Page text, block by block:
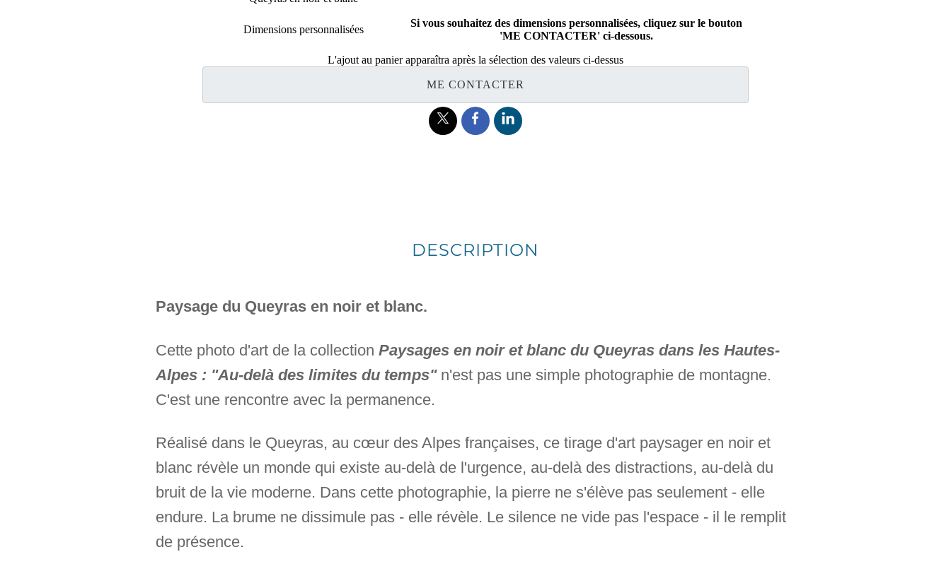
Dimensions personnalisées
Si vous souhaitez des dimensions personnalisées, cliquez sur le bouton
'ME CONTACTER' ci-dessous.
L'ajout au panier apparaîtra après la sélection des valeurs ci-dessus
ME CONTACTER
DESCRIPTION
Paysage du Queyras en noir et blanc.
Cette photo d'art de la collection Paysages en noir et blanc du Queyras dans les Hautes-
Alpes : "Au-delà des limites du temps"n'est pas une simple photographie de montagne.
C'est une rencontre avec la permanence.
Réalisé dans le Queyras, au cœur des Alpes françaises, ce tirage d'art paysager en noir et
blanc révèle un monde qui existe au-delà de l'urgence, au-delà des distractions, au-delà du
bruit de la vie moderne. Dans cette photographie, la pierre ne s'élève pas seulement - elle
endure. La brume ne dissimule pas - elle révèle. Le silence ne vide pas l'espace - il le remplit
de présence.